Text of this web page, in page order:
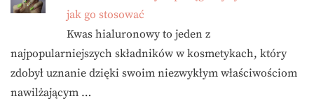
jak go stosować
Kwas hialuronowy to jeden z
najpopularniejszych składników w kosmetykach, który
zdobył uznanie dzięki swoim niezwykłym właściwościom
nawilżającym …